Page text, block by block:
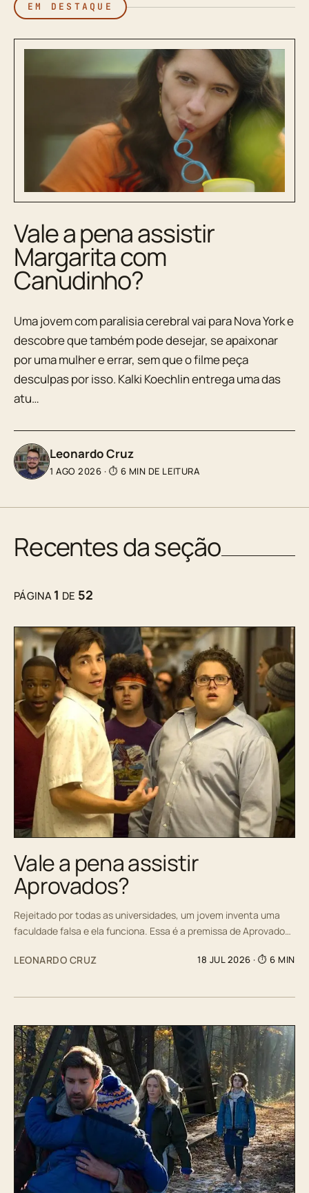
EM DESTAQUE
Vale a pena assistir
Margarita com
Canudinho?
Uma jovem com paralisia cerebral vai para Nova York e
descobre que também pode desejar, se apaixonar
por uma mulher e errar, sem que o filme peça
desculpas por isso. Kalki Koechlin entrega uma das
atu…
Leonardo Cruz
1 AGO 2026 · ⏱ 6 MIN DE LEITURA
Recentes da seção
PÁGINA1 DE 52
Vale a pena assistir
Aprovados?
Rejeitado por todas as universidades, um jovem inventa uma
faculdade falsa e ela funciona. Essa é a premissa de Aprovado…
LEONARDO CRUZ 18 JUL 2026 · ⏱ 6 MIN